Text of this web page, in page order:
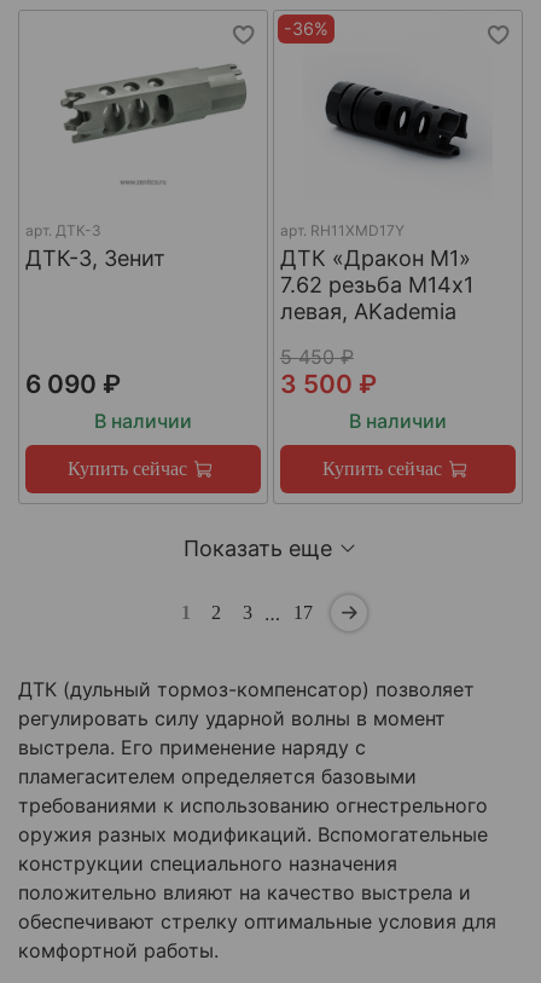
арт. ДТК-3
ДТК-3, Зенит
6 090 ₽
В наличии
Купить сейчас
-36%
арт. RH11XMD17Y
ДТК «Дракон М1»
7.62 резьба М14х1
левая, AKademia
5 450 ₽
3 500 ₽
В наличии
Купить сейчас
Показать еще
1 2 3 … 17
ДТК (дульный тормоз-компенсатор) позволяет
регулировать силу ударной волны в момент
выстрела. Его применение наряду с
пламегасителем определяется базовыми
требованиями к использованию огнестрельного
оружия разных модификаций. Вспомогательные
конструкции специального назначения
положительно влияют на качество выстрела и
обеспечивают стрелку оптимальные условия для
комфортной работы.